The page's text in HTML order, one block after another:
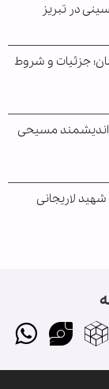
در تبریز
جزئیات و شروط
اندیشمند مسیحی
لاریجانی